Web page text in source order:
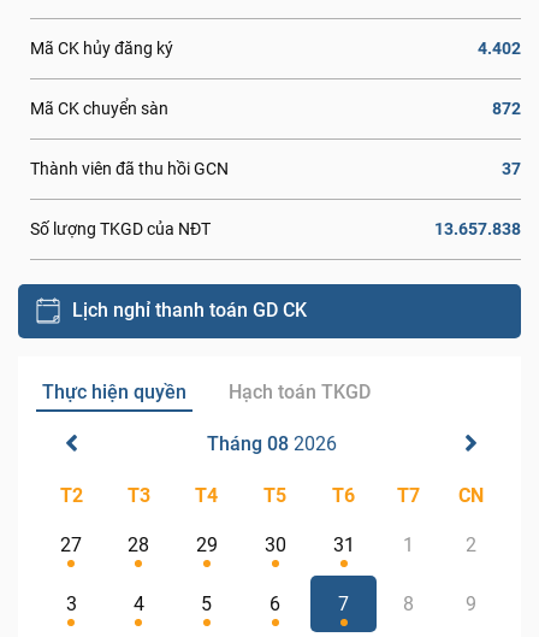
Mã CK hủy đăng ký 4.402
Mã CK chuyển sàn 872
Thành viên đã thu hồi GCN 37
Số lượng TKGD của NĐT 13.657.838
Lịch nghỉ thanh toán GD CK
Thực hiện quyền Hạch toán TKGD
Tháng 08 2026
T2 T3 T4 T5 T6 T7 CN
27 28 29 30 31 1 2
3 4 5 6 7 8 9